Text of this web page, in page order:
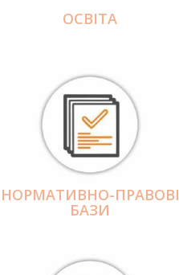
ОСВІТА
НОРМАТИВНО-ПРАВОВІ
БАЗИ